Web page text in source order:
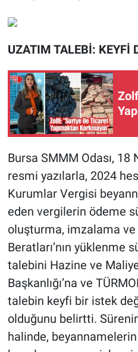
UZATIM TALEBİ: KEYFİ
Bursa SMMM Odası,
resmi yazılarla, 2024
Kurumlar Vergisi
eden vergilerin ödeme
oluşturma, imzalama
Beratları’nın yüklenme
talebini Hazine ve
Başkanlığı’na ve
talebin keyfi bir istek
olduğunu belirtti.
halinde, beyannamelerin